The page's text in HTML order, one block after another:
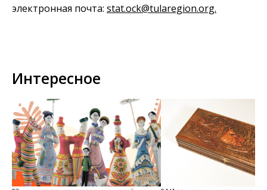
электронная почта: stat.ock@tularegion.org.
Интересное